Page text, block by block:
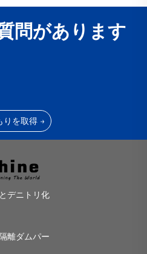
問があります
りを取得 →
デニトリ化
離ダムパー